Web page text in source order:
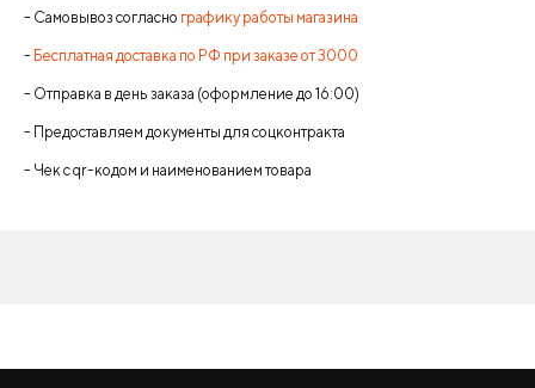
- Самовывоз согласно графику работы магазина
- Бесплатная доставка по РФ при заказе от 3000
- Отправка в день заказа (оформление до 16:00)
- Предоставляем документы для соцконтракта
- Чек с qr-кодом и наименованием товара